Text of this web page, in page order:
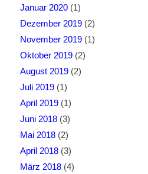
Januar 2020(1)
Dezember 2019(2)
November 2019(1)
Oktober 2019(2)
August 2019(2)
Juli 2019(1)
April 2019(1)
Juni 2018(3)
Mai 2018(2)
April 2018(3)
März 2018(4)